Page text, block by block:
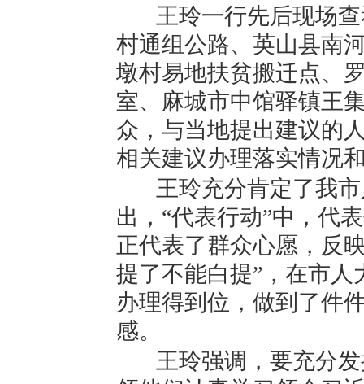
王玲一行先后现场
村通组公路、英山县南
墩村易地扶贫搬迁点、
室、麻城市中馆驿镇王
众，与当地提出建议的
相关建议办理落实情况
王玲充分肯定了我
出，“代表行动”中，代
正代表了群众心愿，反
提了不能白提”，在市
办理得到位，做到了件
感。
王玲强调，要充分